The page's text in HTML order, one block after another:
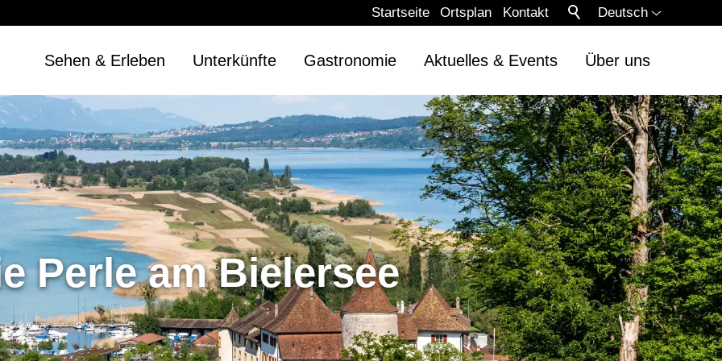
Deutsch
Startseite Ortsplan Kontakt
Sehen & Erleben Unterkünfte Gastronomie Aktuelles & Events Über uns
Perle am Bielersee